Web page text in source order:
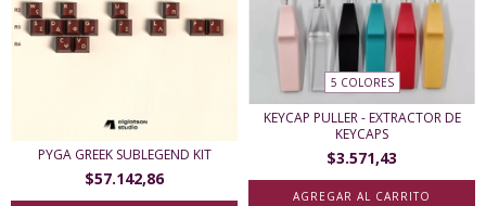
PYGA GREEK SUBLEGEND KIT
$57.142,86
5 COLORES
KEYCAP PULLER - EXTRACTOR DE
KEYCAPS
$3.571,43
AGREGAR AL CARRITO